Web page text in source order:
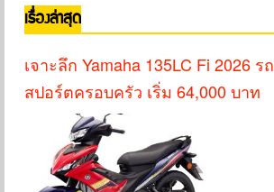
เรื่องล่าสุด
เจาะลึก Yamaha 135LC Fi 2026 รถ
สปอร์ตครอบครัว เริ่ม 64,000 บาท